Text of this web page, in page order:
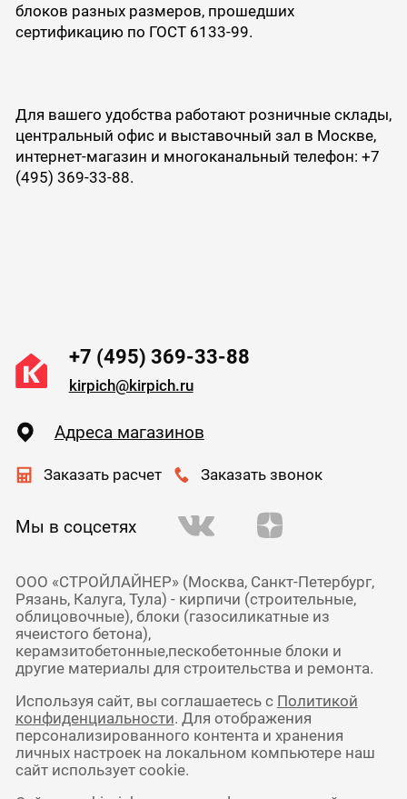
блоков разных размеров, прошедших
сертификацию по ГОСТ 6133-99.
Для вашего удобства работают розничные склады,
центральный офис и выставочный зал в Москве,
интернет-магазин и многоканальный телефон: +7
(495) 369-33-88.
+7 (495) 369-33-88
kirpich@kirpich.ru
Адреса магазинов
Заказать расчет Заказать звонок
Мы в соцсетях
ООО «СТРОЙЛАЙНЕР» (Москва, Санкт-Петербург,
Рязань, Калуга, Тула) - кирпичи (строительные,
облицовочные), блоки (газосиликатные из
ячеистого бетона),
керамзитобетонные,пескобетонные блоки и
другие материалы для строительства и ремонта.
Используя сайт, вы соглашаетесь с Политикой
конфиденциальности. Для отображения
персонализированного контента и хранения
личных настроек на локальном компьютере наш
сайт использует cookie.